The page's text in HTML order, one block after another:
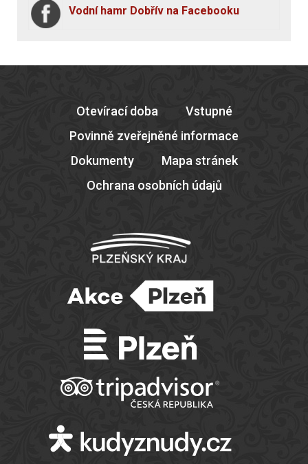
Vodní hamr Dobřív na Facebooku
Otevírací doba
Vstupné
Povinně zveřejněné informace
Dokumenty
Mapa stránek
Ochrana osobních údajů